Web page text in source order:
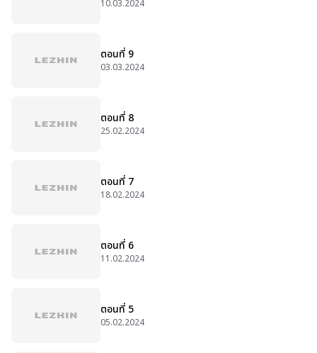
10.03.2024
ตอนที่ 9
03.03.2024
ตอนที่ 8
25.02.2024
ตอนที่ 7
18.02.2024
ตอนที่ 6
11.02.2024
ตอนที่ 5
05.02.2024